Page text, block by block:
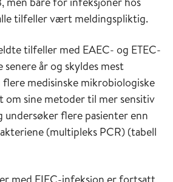
årsak til vedvarende diaré i
utbruddet i Norge
var i 2012 hvor mer enn
tilfeller vært meldingspliktig.
tilfeller med EAEC- og ETEC-
år og skyldes mest
flere medisinske mikrobiologiske
om sine metoder til mer sensitiv
undersøker flere pasienter enn
(multipleks PCR) (tabell